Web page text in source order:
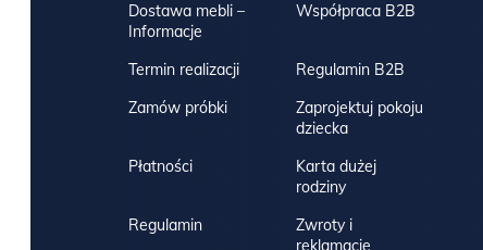
Dostawa mebli –
Informacje
Termin realizacji
Zamów próbki
Płatności
Regulamin
Współpraca B2B
Regulamin B2B
Zaprojektuj pokoju
dziecka
Karta dużej
rodziny
Zwroty i
reklamacje